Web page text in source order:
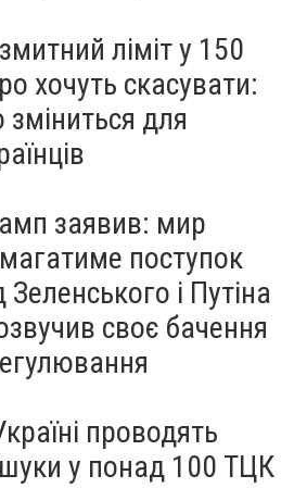
ліміт у 150
хочуть скасувати:
для
заявив: мир
поступок
Зеленського і Путіна
своє бачення
проводять
у понад 100 ТЦК